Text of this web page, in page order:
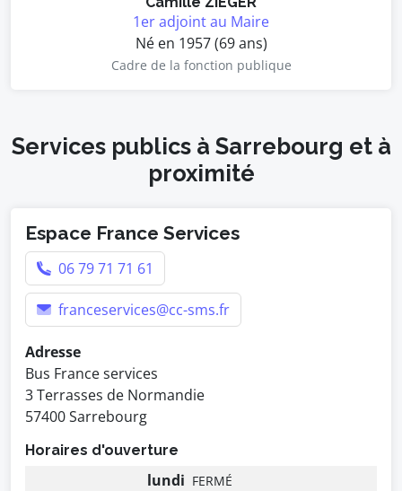
1er adjoint au Maire
Né en 1957 (69 ans)
Cadre de la fonction publique
Services publics à Sarrebourg et à
proximité
Espace France Services
06 79 71 71 61
franceservices@cc-sms.fr
Adresse
Bus France services
3 Terrasses de Normandie
57400 Sarrebourg
Horaires d'ouverture
lundi FERMÉ